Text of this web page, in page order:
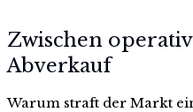
Zwischen
Abverkauf
Warum straft der Markt